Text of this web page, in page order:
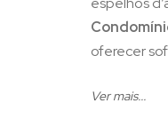
oferecer
📍
Ver mais...